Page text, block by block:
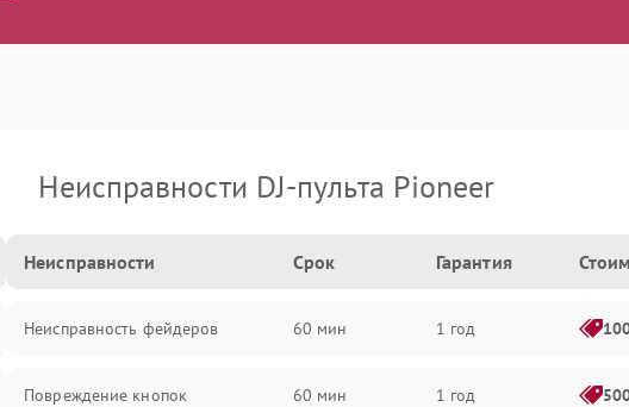
Неисправности DJ-пульта Pioneer
Неисправности Срок Гарантия
Неисправность фейдеров 60 мин 1 год
Повреждение кнопок 60 мин 1 год